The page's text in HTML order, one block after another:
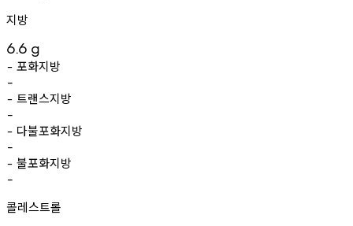
지방
6.6 g
- 포화지방
-
- 트랜스지방
-
- 다불포화지방
-
- 불포화지방
-
콜레스트롤